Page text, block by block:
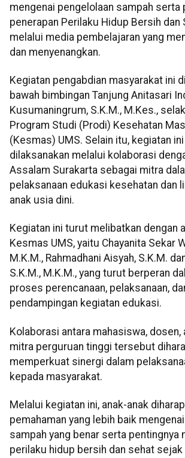
mengenai pengelolaan sampah serta
penerapan Perilaku Hidup Bersih dan
melalui media pembelajaran yang
dan menyenangkan.
Kegiatan pengabdian masyarakat ini
bawah bimbingan Tanjung Anitasari
Kusumaningrum, S.K.M., M.Kes.,
Program Studi (Prodi) Kesehatan
(Kesmas) UMS. Selain itu, kegiatan
dilaksanakan melalui kolaborasi
Assalam Surakarta sebagai mitra
pelaksanaan edukasi kesehatan dan
anak usia dini.
Kegiatan ini turut melibatkan dengan
Kesmas UMS, yaitu Chayanita Sekar
M.K.M., Rahmadhani Aisyah, S.K.M.
S.K.M., M.K.M., yang turut berperan
proses perencanaan, pelaksanaan,
pendampingan kegiatan edukasi.
Kolaborasi antara mahasiswa, dosen,
mitra perguruan tinggi tersebut
memperkuat sinergi dalam
kepada masyarakat.
Melalui kegiatan ini, anak-anak
pemahaman yang lebih baik
sampah yang benar serta pentingnya
perilaku hidup bersih dan sehat sejak